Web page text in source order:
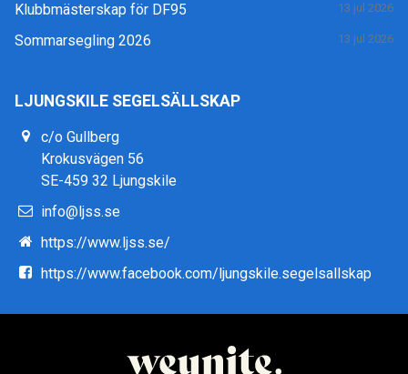
Klubbmästerskap för DF95 13 jul 2026
Sommarsegling 2026 13 jul 2026
LJUNGSKILE SEGELSÄLLSKAP
c/o Gullberg
Krokusvägen 56
SE-459 32 Ljungskile
info@ljss.se
https://www.ljss.se/
https://www.facebook.com/ljungskile.segelsallskap